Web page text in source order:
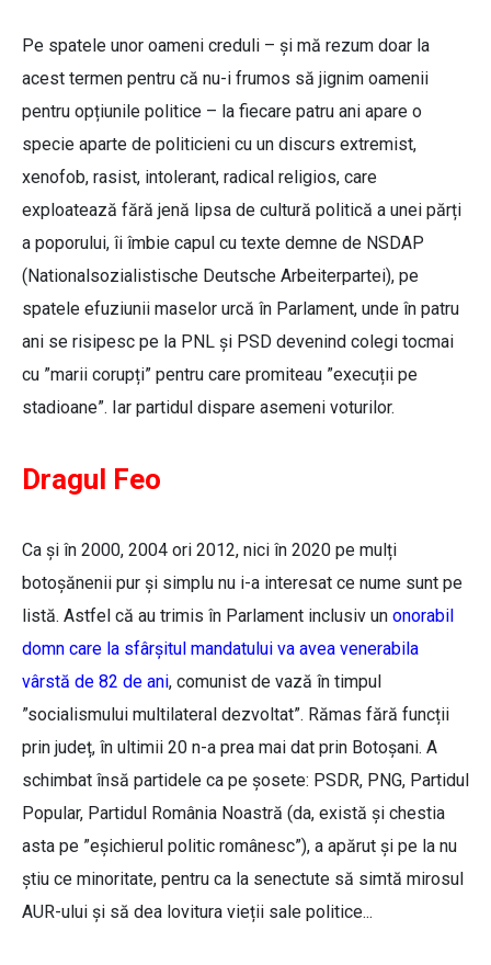
Pe spatele unor oameni creduli – și mă rezum doar la
acest termen pentru că nu-i frumos să jignim oamenii
pentru opțiunile politice – la fiecare patru ani apare o
specie aparte de politicieni cu un discurs extremist,
xenofob, rasist, intolerant, radical religios, care
exploatează fără jenă lipsa de cultură politică a unei părți
a poporului, îi îmbie capul cu texte demne de NSDAP
(Nationalsozialistische Deutsche Arbeiterpartei), pe
spatele efuziunii maselor urcă în Parlament, unde în patru
ani se risipesc pe la PNL și PSD devenind colegi tocmai
cu ”marii corupți” pentru care promiteau ”execuții pe
stadioane”. Iar partidul dispare asemeni voturilor.
Dragul Feo
Ca și în 2000, 2004 ori 2012, nici în 2020 pe mulți
botoșănenii pur și simplu nu i-a interesat ce nume sunt pe
listă. Astfel că au trimis în Parlament inclusiv un onorabil
domn care la sfârșitul mandatului va avea venerabila
vârstă de 82 de ani, comunist de vază în timpul
”socialismului multilateral dezvoltat”. Rămas fără funcții
prin județ, în ultimii 20 n-a prea mai dat prin Botoșani. A
schimbat însă partidele ca pe șosete: PSDR, PNG, Partidul
Popular, Partidul România Noastră (da, există și chestia
asta pe ”eșichierul politic românesc”), a apărut și pe la nu
știu ce minoritate, pentru ca la senectute să simtă mirosul
AUR-ului și să dea lovitura vieții sale politice...